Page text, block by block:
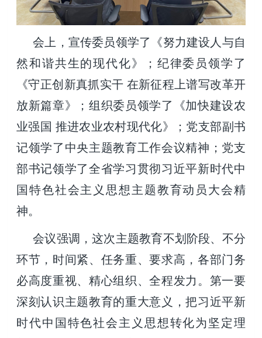
会上，宣传委员领学了《努力建设人与自
然和谐共生的现代化》；纪律委员领学了
《守正创新真抓实干 在新征程上谱写改革开
放新篇章》；组织委员领学了《加快建设农
业强国 推进农业农村现代化》；党支部副书
记领学了中央主题教育工作会议精神；党支
部书记领学了全省学习贯彻习近平新时代中
国特色社会主义思想主题教育动员大会精
神。
会议强调，这次主题教育不划阶段、不分
环节，时间紧、任务重、要求高，各部门务
必高度重视、精心组织、全程发力。第一要
深刻认识主题教育的重大意义，把习近平新
时代中国特色社会主义思想转化为坚定理